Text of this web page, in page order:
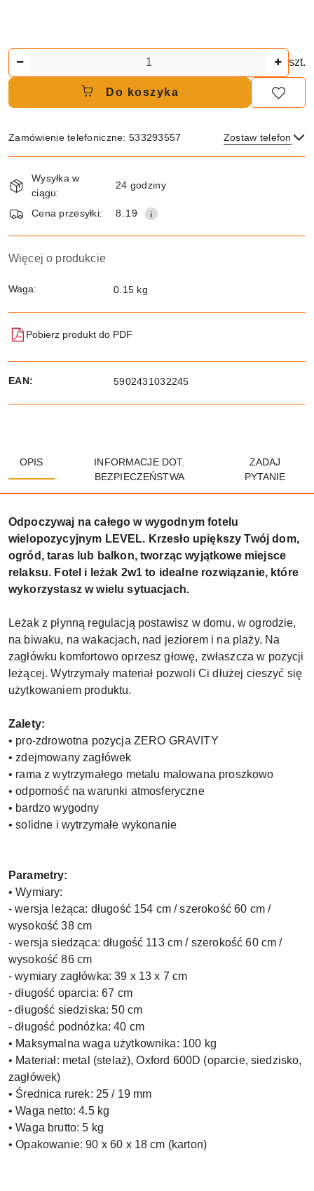
szt.
Do koszyka
Zamówienie telefoniczne: 533293557 Zostaw telefon
Dostępność
i
dostawa
Wysyłka w
ciągu:
24 godziny
Cena przesyłki: 8.19
Więcej o produkcie
Waga: 0.15 kg
Pobierz produkt do PDF
EAN: 5902431032245
OPIS
INFORMACJE DOT.
BEZPIECZEŃSTWA
ZADAJ
PYTANIE
Odpoczywaj na całego w wygodnym fotelu
wielopozycyjnym LEVEL. Krzesło upiększy Twój dom,
ogród, taras lub balkon, tworząc wyjątkowe miejsce
relaksu. Fotel i leżak 2w1 to idealne rozwiązanie, które
wykorzystasz w wielu sytuacjach.
Leżak z płynną regulacją postawisz w domu, w ogrodzie,
na biwaku, na wakacjach, nad jeziorem i na plaży. Na
zagłówku komfortowo oprzesz głowę, zwłaszcza w pozycji
leżącej. Wytrzymały materiał pozwoli Ci dłużej cieszyć się
użytkowaniem produktu.
Zalety:
• pro-zdrowotna pozycja ZERO GRAVITY
• zdejmowany zagłówek
• rama z wytrzymałego metalu malowana proszkowo
• odporność na warunki atmosferyczne
• bardzo wygodny
• solidne i wytrzymałe wykonanie
Parametry:
• Wymiary:
- wersja leżąca: długość 154 cm / szerokość 60 cm /
wysokość 38 cm
- wersja siedząca: długość 113 cm / szerokość 60 cm /
wysokość 86 cm
- wymiary zagłówka: 39 x 13 x 7 cm
- długość oparcia: 67 cm
- długość siedziska: 50 cm
- długość podnóżka: 40 cm
• Maksymalna waga użytkownika: 100 kg
• Materiał: metal (stelaż), Oxford 600D (oparcie, siedzisko,
zagłówek)
• Średnica rurek: 25 / 19 mm
• Waga netto: 4.5 kg
• Waga brutto: 5 kg
• Opakowanie: 90 x 60 x 18 cm (karton)